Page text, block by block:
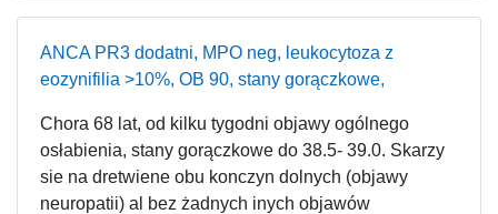
ANCA PR3 dodatni, MPO neg, leukocytoza z
eozynifilia >10%, OB 90, stany gorączkowe,
Chora 68 lat, od kilku tygodni objawy ogólnego
osłabienia, stany gorączkowe do 38.5- 39.0. Skarzy
sie na dretwiene obu konczyn dolnych (objawy
neuropatii) al bez żadnych inych objawów